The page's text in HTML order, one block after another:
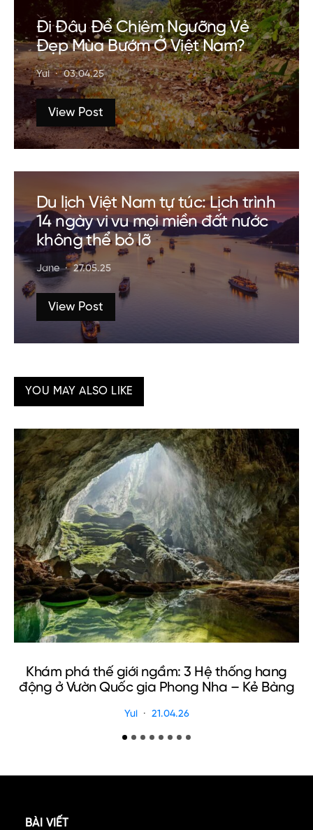
Đi Đâu Để Chiêm Ngưỡng Vẻ
Đẹp Mùa Bướm Ở Việt Nam?
Yui 03.04.25
View Post
Du lịch Việt Nam tự túc: Lịch trình
14 ngày vi vu mọi miền đất nước
không thể bỏ lỡ
Jane 27.05.25
View Post
YOU MAY ALSO LIKE
Khám phá thế giới ngầm: 3 Hệ thống hang
động ở Vườn Quốc gia Phong Nha – Kẻ Bàng
Yui 21.04.26
BÀI VIẾT